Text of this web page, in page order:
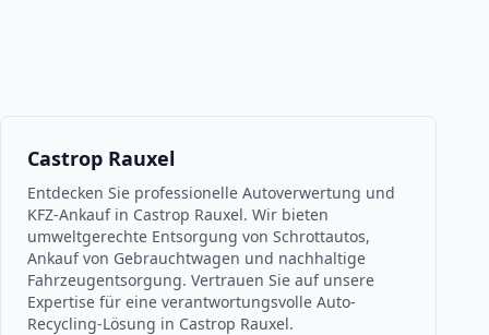
Castrop Rauxel
Entdecken Sie professionelle Autoverwertung und
KFZ-Ankauf in Castrop Rauxel. Wir bieten
umweltgerechte Entsorgung von Schrottautos,
Ankauf von Gebrauchtwagen und nachhaltige
Fahrzeugentsorgung. Vertrauen Sie auf unsere
Expertise für eine verantwortungsvolle Auto-
Recycling-Lösung in Castrop Rauxel.